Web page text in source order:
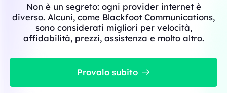
Non è un segreto: ogni provider internet è
diverso. Alcuni, come Blackfoot Communications,
sono considerati migliori per velocità,
affidabilità, prezzi, assistenza e molto altro.
Provalo subito